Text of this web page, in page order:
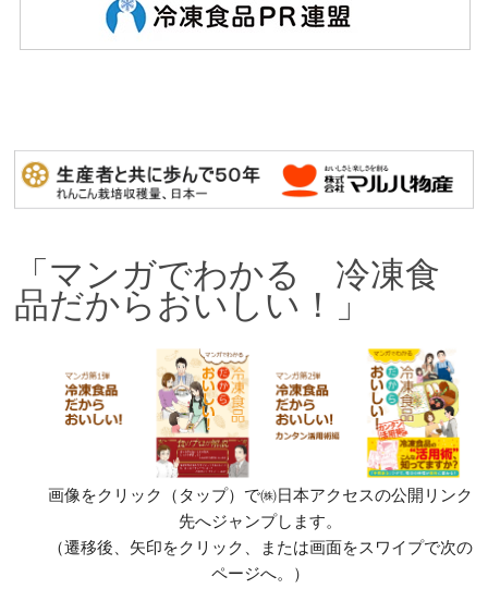
「マンガでわかる 冷凍食
品だからおいしい！」
画像をクリック（タップ）で㈱日本アクセスの公開リンク
先へジャンプします。
（遷移後、矢印をクリック、または画面をスワイプで次の
ページへ。）